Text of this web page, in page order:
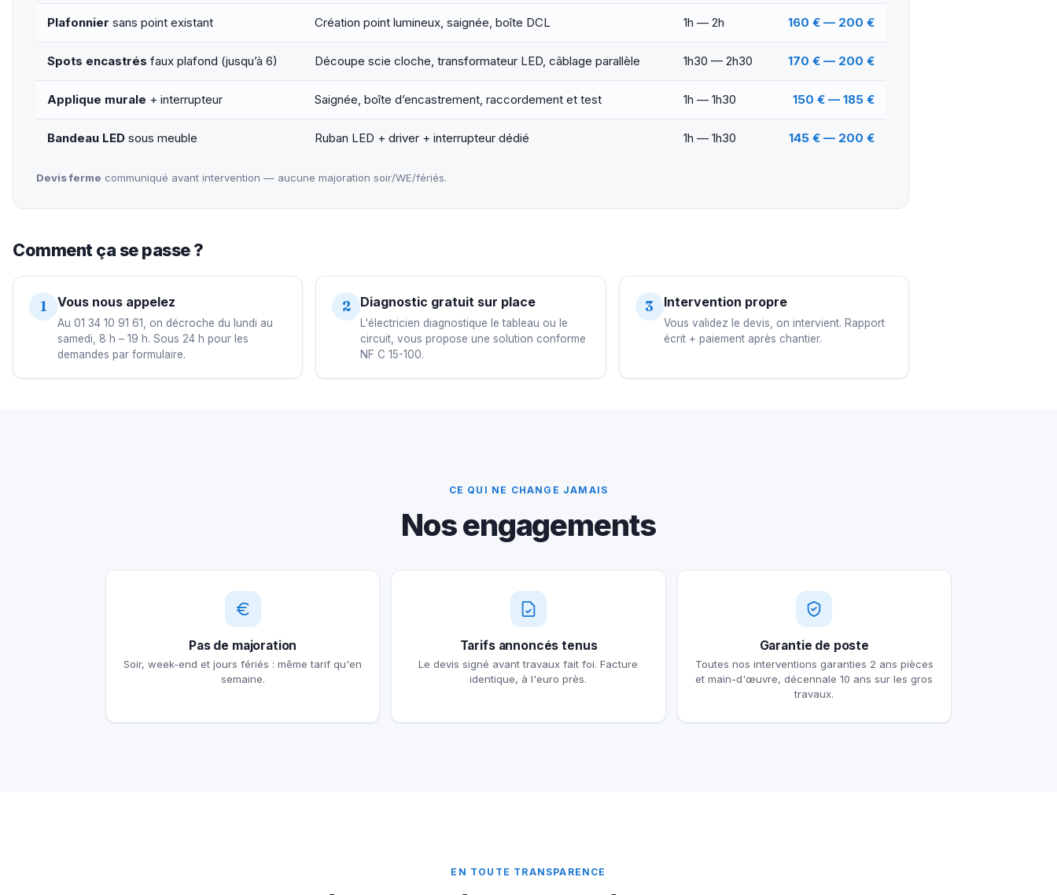
Plafonnier sans point existant Création point lumineux, saignée, boîte DCL 1h — 2h 160 € — 200 €
Spots encastrés faux plafond (jusqu’à 6) Découpe scie cloche, transformateur LED, câblage parallèle 1h30 — 2h30 170 € — 200 €
Applique murale + interrupteur Saignée, boîte d’encastrement, raccordement et test 1h — 1h30 150 € — 185 €
Bandeau LEDsous meuble Ruban LED + driver + interrupteur dédié 1h — 1h30 145 € — 200 €
Devis ferme communiqué avant intervention — aucune majoration soir/WE/fériés.
Comment ça se passe ?
1 Vous nous appelez
Au 01 34 10 91 61, on décroche du lundi au
samedi, 8 h – 19 h. Sous 24 h pour les
demandes par formulaire.
2 Diagnostic gratuit sur place
L'électricien diagnostique le tableau ou le
circuit, vous propose une solution conforme
NF C 15-100.
3 Intervention propre
Vous validez le devis, on intervient. Rapport
écrit + paiement après chantier.
CE QUI NE CHANGE JAMAIS
Nos engagements
Pas de majoration
Soir, week-end et jours fériés : même tarif qu'en
semaine.
Tarifs annoncés tenus
Le devis signé avant travaux fait foi. Facture
identique, à l'euro près.
Garantie de poste
Toutes nos interventions garanties 2 ans pièces
et main-d'œuvre, décennale 10 ans sur les gros
travaux.
EN TOUTE TRANSPARENCE